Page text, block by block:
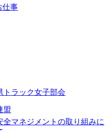
仕事
トラック女子部会
盟
全マネジメントの取り組みに